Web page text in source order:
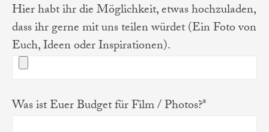
Hier habt ihr die Möglichkeit, etwas hochzuladen,
dass ihr gerne mit uns teilen würdet (Ein Foto von
Euch, Ideen oder Inspirationen).
Was ist Euer Budget für Film / Photos?*